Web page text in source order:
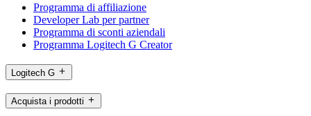
Programma di affiliazione
Developer Lab per partner
Programma di sconti aziendali
Programma Logitech G Creator
Logitech G
Acquista i prodotti